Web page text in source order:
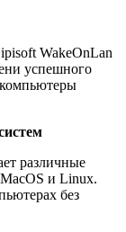
WakeOnLan
успешного
различные
и Linux.
без